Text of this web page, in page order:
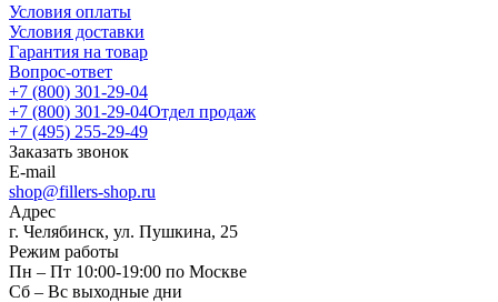
Условия оплаты
Условия доставки
Гарантия на товар
Вопрос-ответ
+7 (800) 301-29-04
+7 (800) 301-29-04Отдел продаж
+7 (495) 255-29-49
Заказать звонок
E-mail
shop@fillers-shop.ru
Адрес
г. Челябинск, ул. Пушкина, 25
Режим работы
Пн – Пт 10:00-19:00 по Москве
Сб – Вс выходные дни